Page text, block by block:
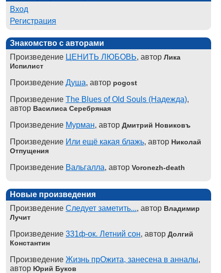
Вход
Регистрация
Знакомство с авторами
Произведение ЦЕНИТЬ ЛЮБОВЬ, автор Лика
Испилист
Произведение Душа, автор pogost
Произведение The Blues of Old Souls (Надежда),
автор Василиса Серебряная
Произведение Мурман, автор Дмитрий Новиковъ
Произведение Или ещё какая блажь, автор Николай
Отпущения
Произведение Вальгалла, автор Voronezh-death
Новые произведения
Произведение Следует заметить..., автор Владимир
Лучит
Произведение 331ф-ок. Летний сон, автор Долгий
Константин
Произведение Жизнь прОжита, занесена в анналы,
автор Юрий Буков